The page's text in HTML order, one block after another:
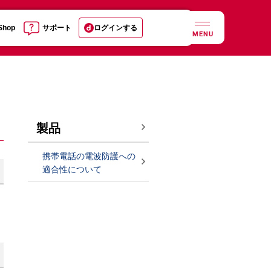
サポート ログインする
MENU
製品
携帯電話の電波防護への
適合性について